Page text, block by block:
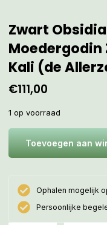
Zwart
Moedergodin
Kali (de
€111,00
1 op voorraad
Toevoegen aan
Ophalen mogelijk
Persoonlijke